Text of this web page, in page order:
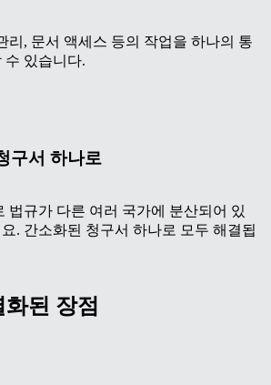
리, 문서 액세스 등의 작업을 하나의 통
수 있습니다.
구서 하나로
법규가 다른 여러 국가에 분산되어 있
. 간소화된 청구서 하나로 모두 해결됩
된 장점